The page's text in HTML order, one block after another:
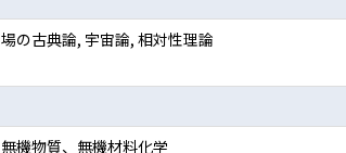
場の古典論, 宇宙論, 相対性理論
無機物質、無機材料化学